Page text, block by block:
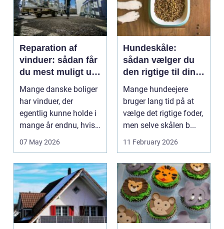
Reparation af
vinduer: sådan får
du mest muligt ud
af dine gamle
rammer
Mange danske boliger
har vinduer, der
egentlig kunne holde i
mange år endnu, hvis
07 May 2026
Hundeskåle:
sådan vælger du
den rigtige til din
hund
Mange hundeejere
bruger lang tid på at
vælge det rigtige foder,
men selve skålen b...
11 February 2026